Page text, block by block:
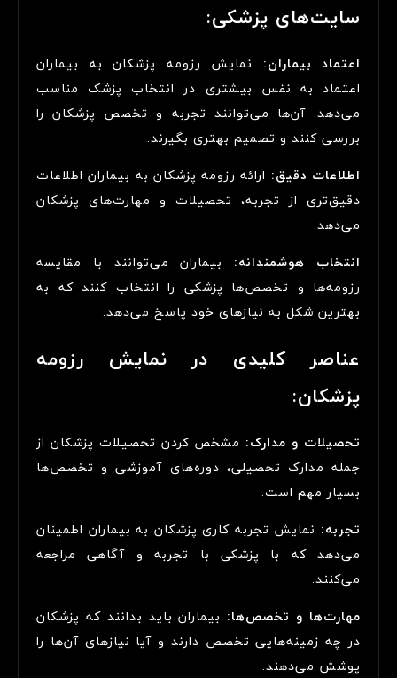
سایت‌های پزشکی:
اعتماد بیماران: نمایش رزومه پزشکان به بیماران
اعتماد به نفس بیشتری در انتخاب پزشک مناسب
می‌دهد. آن‌ها می‌توانند تجربه و تخصص پزشکان را
بررسی کنند و تصمیم بهتری بگیرند.
اطلاعات دقیق: ارائه رزومه پزشکان به بیماران اطلاعات
دقیق‌تری از تجربه، تحصیلات و مهارت‌های پزشکان
می‌دهد.
انتخاب هوشمندانه: بیماران می‌توانند با مقایسه
رزومه‌ها و تخصص‌ها پزشکی را انتخاب کنند که به
بهترین شکل به نیازهای خود پاسخ می‌دهد.
عناصر کلیدی در نمایش رزومه
پزشکان:
تحصیلات و مدارک: مشخص کردن تحصیلات پزشکان از
جمله مدارک تحصیلی، دوره‌های آموزشی و تخصص‌ها
بسیار مهم است.
تجربه: نمایش تجربه کاری پزشکان به بیماران اطمینان
می‌دهد که با پزشکی با تجربه و آگاهی مراجعه
می‌کنند.
مهارت‌ها و تخصص‌ها: بیماران باید بدانند که پزشکان
در چه زمینه‌هایی تخصص دارند و آیا نیازهای آن‌ها را
پوشش می‌دهند.